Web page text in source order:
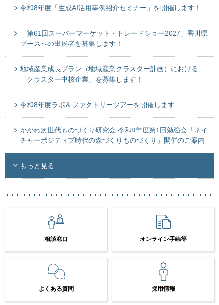
令和8年度「生成AI活用事例紹介セミナー」を開催します！
「第61回スーパーマーケット・トレードショー2027」香川県
ブースへの出展者を募集します！
地域産業成長プラン（地域産業クラスター計画）における
「クラスター中核企業」を募集します！
令和8年度ラボ＆ファクトリーツアーを開催します
かがわ次世代ものづくり研究会 令和8年度第1回勉強会「ネイ
チャーポジティブ時代の森づくりものづくり」開催のご案内
もっと見る
相談窓口 オンライン手続等
よくある質問 採用情報